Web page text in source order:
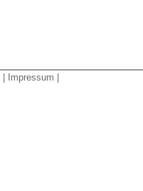
Impressum